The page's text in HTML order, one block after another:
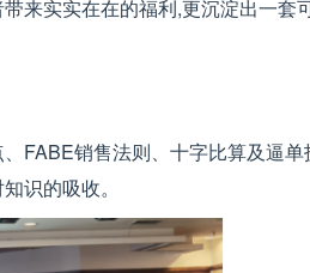
来实实在在的福利,更沉淀出一套
FABE销售法则、十字比算及逼
识的吸收。